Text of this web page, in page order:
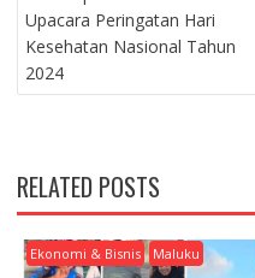
O
S
T
N
I
G
A
T
Upacara Peringatan Hari
Kesehatan Nasional Tahun
2024
RELATED POSTS
Ekonomi & Bisnis Maluku